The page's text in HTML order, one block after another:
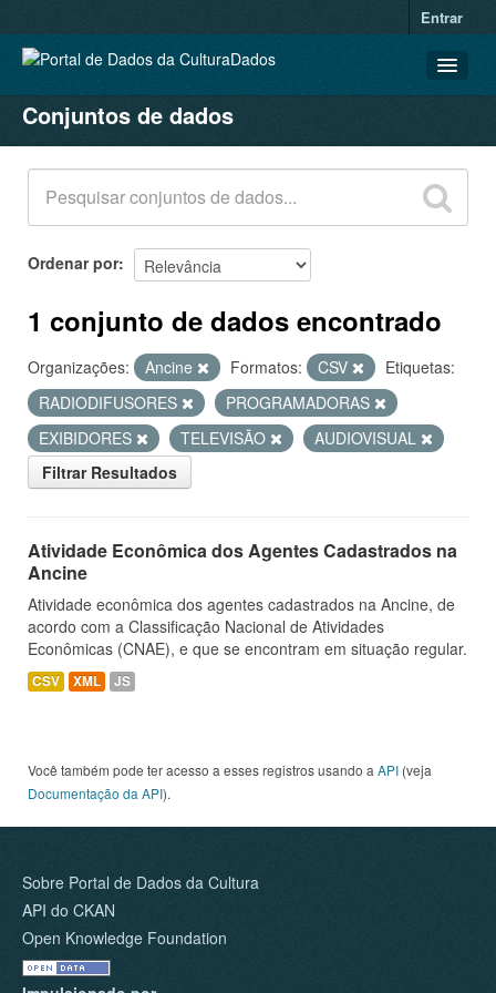
Entrar
CONJUNTOS DE DADOS
ORGANIZAÇÕES
GRUPOS
SOBRE
Conjuntos de dados
Ordenar por
1 conjunto de dados encontrado
Organizações: Ancine Formatos: CSV
Etiquetas:
RADIODIFUSORES
PROGRAMADORAS
EXIBIDORES
TELEVISÃO
AUDIOVISUAL
Filtrar Resultados
Atividade Econômica dos Agentes Cadastrados na
Ancine
Atividade econômica dos agentes cadastrados na Ancine, de
acordo com a Classificação Nacional de Atividades
Econômicas (CNAE), e que se encontram em situação regular.
CSV XML JS
Você também pode ter acesso a esses registros usando a API (veja
Documentação da API).
Sobre Portal de Dados da Cultura
API do CKAN
Open Knowledge Foundation